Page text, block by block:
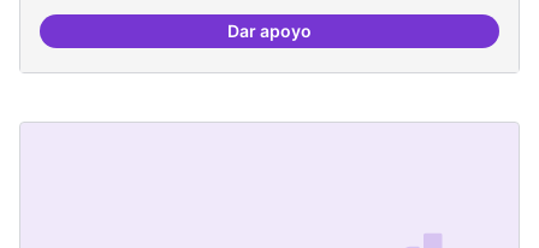
Dar apoyoContactes amb centres de